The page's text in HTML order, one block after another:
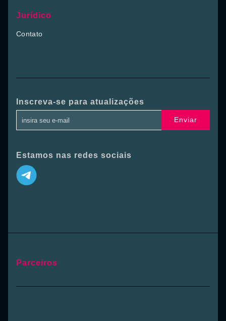
Jurídico
Contato
Inscreva-se para atualizações
Enviar
Estamos nas redes sociais
Parceiros